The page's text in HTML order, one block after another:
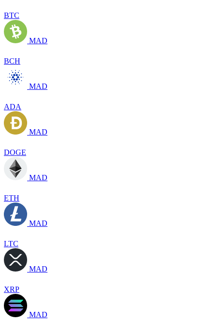
BTC
MAD
BCH
MAD
ADA
MAD
DOGE
MAD
ETH
MAD
LTC
MAD
XRP
MAD